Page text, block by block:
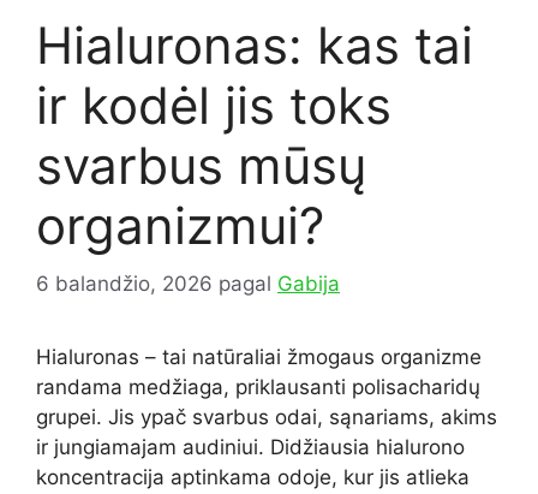
Hialuronas: kas tai
ir kodėl jis toks
svarbus mūsų
organizmui?
6 balandžio, 2026 pagal Gabija
Hialuronas – tai natūraliai žmogaus organizme
randama medžiaga, priklausanti polisacharidų
grupei. Jis ypač svarbus odai, sąnariams, akims
ir jungiamajam audiniui. Didžiausia hialurono
koncentracija aptinkama odoje, kur jis atlieka